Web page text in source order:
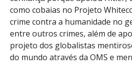
como cobaias no Projeto
crime contra a humanidade no
entre outros crimes, além de
projeto dos globalistas
do mundo através da OMS e